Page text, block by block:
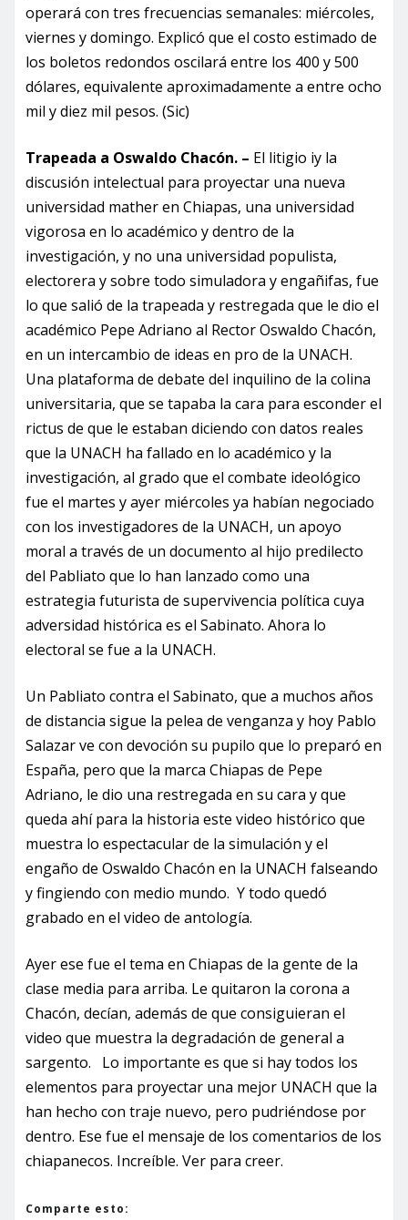
operará con tres frecuencias semanales: miércoles,
viernes y domingo. Explicó que el costo estimado de
los boletos redondos oscilará entre los 400 y 500
dólares, equivalente aproximadamente a entre ocho
mil y diez mil pesos. (Sic)
Trapeada a Oswaldo Chacón. – El litigio iy la
discusión intelectual para proyectar una nueva
universidad mather en Chiapas, una universidad
vigorosa en lo académico y dentro de la
investigación, y no una universidad populista,
electorera y sobre todo simuladora y engañifas, fue
lo que salió de la trapeada y restregada que le dio el
académico Pepe Adriano al Rector Oswaldo Chacón,
en un intercambio de ideas en pro de la UNACH.
Una plataforma de debate del inquilino de la colina
universitaria, que se tapaba la cara para esconder el
rictus de que le estaban diciendo con datos reales
que la UNACH ha fallado en lo académico y la
investigación, al grado que el combate ideológico
fue el martes y ayer miércoles ya habían negociado
con los investigadores de la UNACH, un apoyo
moral a través de un documento al hijo predilecto
del Pabliato que lo han lanzado como una
estrategia futurista de supervivencia política cuya
adversidad histórica es el Sabinato. Ahora lo
electoral se fue a la UNACH.
Un Pabliato contra el Sabinato, que a muchos años
de distancia sigue la pelea de venganza y hoy Pablo
Salazar ve con devoción su pupilo que lo preparó en
España, pero que la marca Chiapas de Pepe
Adriano, le dio una restregada en su cara y que
queda ahí para la historia este video histórico que
muestra lo espectacular de la simulación y el
engaño de Oswaldo Chacón en la UNACH falseando
y fingiendo con medio mundo. Y todo quedó
grabado en el video de antología.
Ayer ese fue el tema en Chiapas de la gente de la
clase media para arriba. Le quitaron la corona a
Chacón, decían, además de que consiguieran el
video que muestra la degradación de general a
sargento. Lo importante es que si hay todos los
elementos para proyectar una mejor UNACH que la
han hecho con traje nuevo, pero pudriéndose por
dentro. Ese fue el mensaje de los comentarios de los
chiapanecos. Increíble. Ver para creer.
Comparte esto: